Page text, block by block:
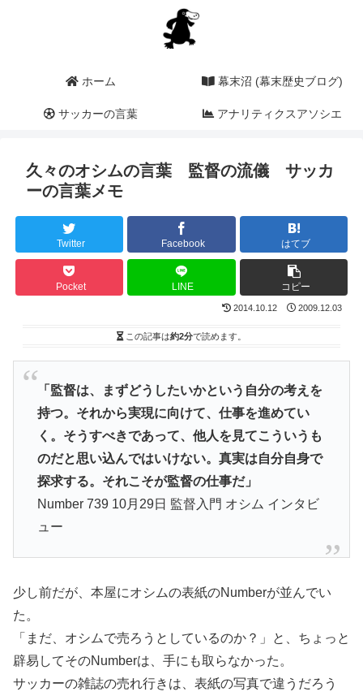
ホーム 幕末沼 (幕末歴史ブログ)
サッカーの言葉 アナリティクスアソシエ
久々のオシムの言葉 監督の流儀 サッカ
ーの言葉メモ
Twitter Facebook はてブ
Pocket LINE コピー
2014.10.12 2009.12.03
この記事は約2分で読めます。
「監督は、まずどうしたいかという自分の考えを
持つ。それから実現に向けて、仕事を進めてい
く。そうすべきであって、他人を見てこういうも
のだと思い込んではいけない。真実は自分自身で
探求する。それこそが監督の仕事だ」
Number 739 10月29日 監督入門 オシム インタビ
ュー
少し前だが、本屋にオシムの表紙のNumberが並んでい
た。
「まだ、オシムで売ろうとしているのか？」と、ちょっと
辟易してそのNumberは、手にも取らなかった。
サッカーの雑誌の売れ行きは、表紙の写真で違うだろう